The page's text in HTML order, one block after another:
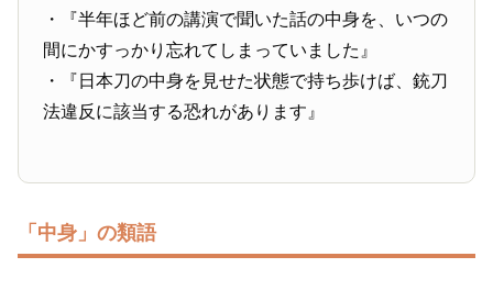
・『半年ほど前の講演で聞いた話の中身を、いつの
間にかすっかり忘れてしまっていました』
・『日本刀の中身を見せた状態で持ち歩けば、銃刀
法違反に該当する恐れがあります』
「中身」の類語